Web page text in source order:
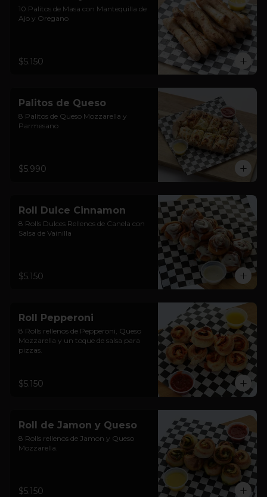
10 Palitos de Masa con Mantequilla de
Ajo y Oregano
$5.150
Palitos de Queso
8 Palitos de Queso Mozzarella y
Parmesano
$5.990
Roll Dulce Cinnamon
8 Rolls Dulces Rellenos de Canela con
Salsa de Vainilla
$5.150
Roll Pepperoni
8 Rolls rellenos de Pepperoni, Queso
Mozzarella y un toque de salsa para
pizzas.
$5.150
Roll de Jamon y Queso
8 Rolls rellenos de Jamon y Queso
Mozzarella.
$5.150